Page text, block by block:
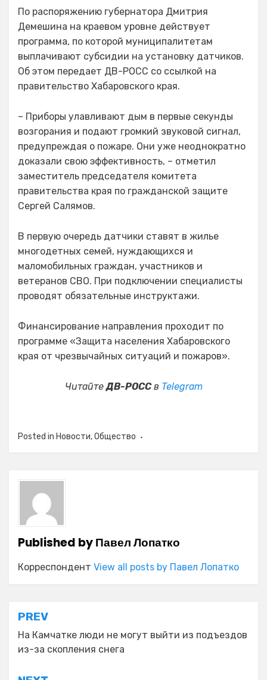
По распоряжению губернатора Дмитрия
Демешина на краевом уровне действует
программа, по которой муниципалитетам
выплачивают субсидии на установку датчиков.
Об этом передает ДВ-РОСС со ссылкой на
правительство Хабаровского края.
– Приборы улавливают дым в первые секунды
возгорания и подают громкий звуковой сигнал,
предупреждая о пожаре. Они уже неоднократно
доказали свою эффективность, – отметил
заместитель председателя комитета
правительства края по гражданской защите
Сергей Салямов.
В первую очередь датчики ставят в жилье
многодетных семей, нуждающихся и
маломобильных граждан, участников и
ветеранов СВО. При подключении специалисты
проводят обязательные инструктажи.
Финансирование направления проходит по
программе «Защита населения Хабаровского
края от чрезвычайных ситуаций и пожаров».
ЧитайтеДВ-РОССв Telegram
Posted in Новости,Общество
Published byПавел Лопатко
Корреспондент View all posts by Павел Лопатко
Навигация
по
записям
PREV
На Камчатке люди не могут выйти из подъездов
из-за скопления снега